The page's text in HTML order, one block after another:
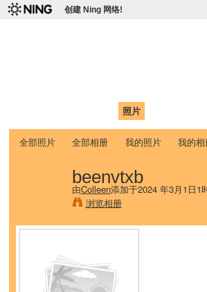
创建 Ning 网络!
照片
全部照片 全部相册 我的照片 我的
beenvtxb
由Colleen添加于2024 年3月1日1
浏览相册